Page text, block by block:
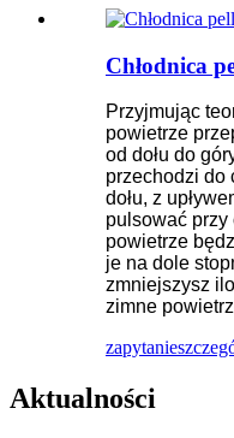
Chłodnica
Przyjmując
powietrze
od dołu do
przechodzi do
dołu, z
pulsować przy
powietrze
je na dole
zmniejszysz
zimne
zapytanie
Aktualności